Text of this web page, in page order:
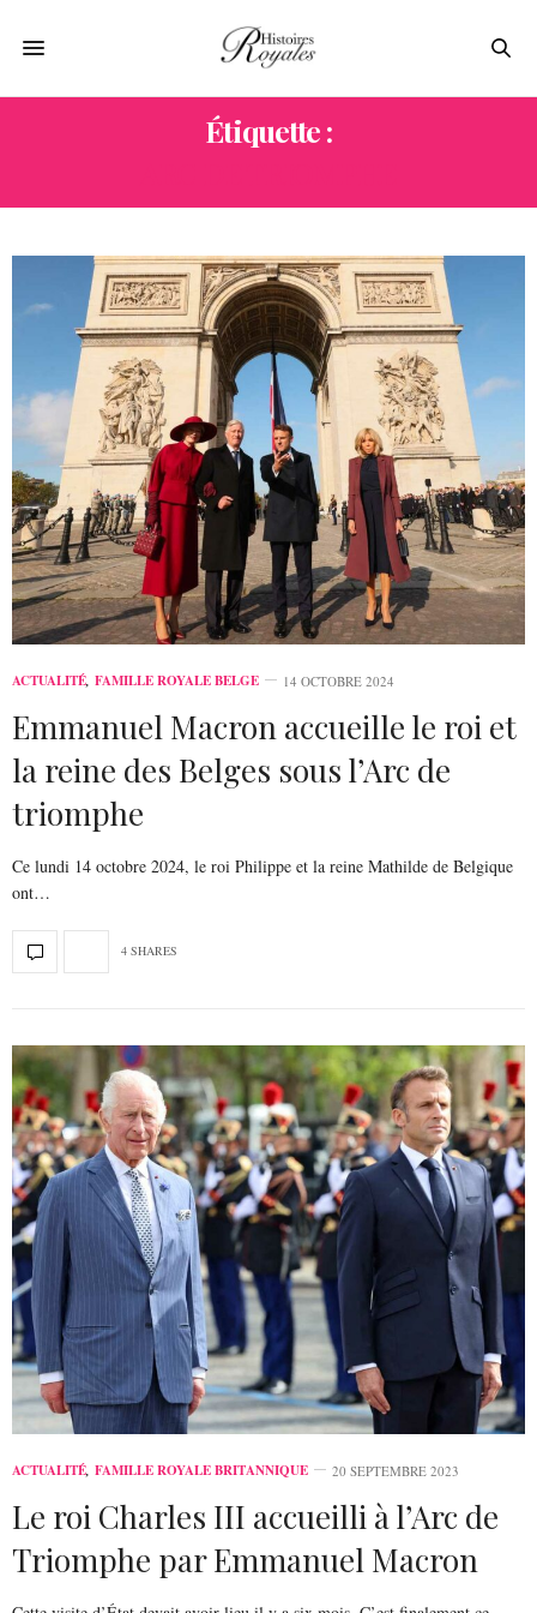
Étiquette :
ACTUALITÉ, FAMILLE ROYALE BELGE 14 OCTOBRE 2024
Emmanuel Macron accueille le roi et
la reine des Belges sous l’Arc de
triomphe
Ce lundi 14 octobre 2024, le roi Philippe et la reine Mathilde de Belgique
ont…
4 SHARES
ACTUALITÉ, FAMILLE ROYALE BRITANNIQUE 20 SEPTEMBRE 2023
Le roi Charles III accueilli à l’Arc de
Triomphe par Emmanuel Macron